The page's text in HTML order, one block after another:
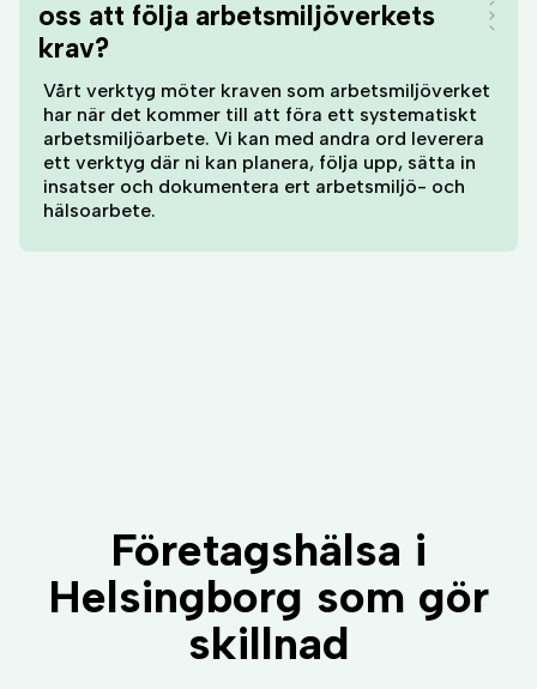
oss att följa arbetsmiljöverkets
krav?
Vårt verktyg möter kraven som arbetsmiljöverket
har när det kommer till att föra ett systematiskt
arbetsmiljöarbete. Vi kan med andra ord leverera
ett verktyg där ni kan planera, följa upp, sätta in
insatser och dokumentera ert arbetsmiljö- och
hälsoarbete.
Företagshälsa i
Helsingborg som gör
skillnad